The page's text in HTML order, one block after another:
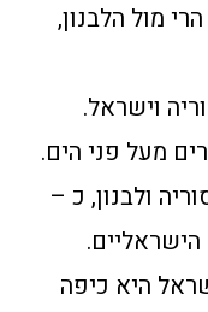
מול הלבנון,
וישראל.
ולבנון, כ –
היא כיפה